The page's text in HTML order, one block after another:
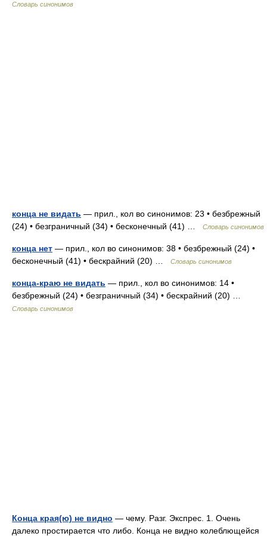
Словарь синонимов
конца не видать — прил., кол во синонимов: 23 • безбрежный
(24) • безграничный (34) • бесконечный (41) …
Словарь синонимов
конца нет — прил., кол во синонимов: 38 • безбрежный (24) •
бесконечный (41) • бескрайний (20) …
Словарь синонимов
конца-краю не видать — прил., кол во синонимов: 14 •
безбрежный (24) • безграничный (34) • бескрайний (20) …
Словарь синонимов
Конца края(ю) не видно — чему. Разг. Экспрес. 1. Очень
далеко простирается что либо. Конца не видно колеблющейся